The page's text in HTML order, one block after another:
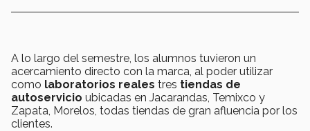
A lo largo del semestre, los alumnos tuvieron un
acercamiento directo con la marca, al poder utilizar
como laboratorios reales tres tiendas de
autoservicio ubicadas en Jacarandas, Temixco y
Zapata, Morelos, todas tiendas de gran afluencia por los
clientes.